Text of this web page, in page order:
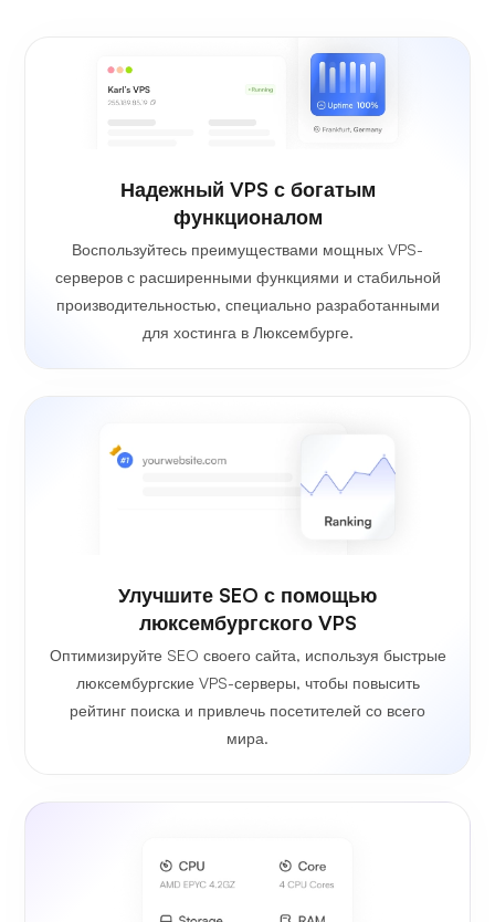
Надежный VPS с богатым
функционалом
Воспользуйтесь преимуществами мощных VPS-
серверов с расширенными функциями и стабильной
производительностью, специально разработанными
для хостинга в Люксембурге.
Улучшите SEO с помощью
люксембургского VPS
Оптимизируйте SEO своего сайта, используя быстрые
люксембургские VPS-серверы, чтобы повысить
рейтинг поиска и привлечь посетителей со всего
мира.